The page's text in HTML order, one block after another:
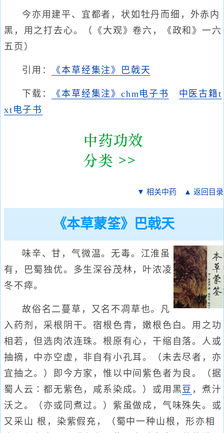
今亦用建平、宜都者，状如牡丹而细，外赤内
黑，用之打去心。（《大观》卷六，《政和》一六
五页）
引用： 《本草经集注》巴戟天
下载： 《本草经集注》chm电子书
中医古籍t
xt电子书
▼ 相关中药 ▲ 返回目录
《本草蒙筌》巴戟天
味辛、甘，气微温。无毒。江淮虽
有，巴蜀独优。多生深谷茂林，叶浓凌
冬不瘁。
故俗名二蔓草，又名不凋草也。凡
入药剂，采根阴干。宿根色青，嫩根色白。用之功
相若，但选肉浓连珠。根原有心，干缩自落。人或
抽摘，中亦空虚，非自有小孔耳。（未去尽者，亦
宜抽之。）即今方家，惟以中间紫色者为良。（据
蜀人云∶都无紫色，咸系染成。）或用黑豆 ，煮汁
沃之。（亦或同煮过。）紫虽做成，气味殊失。或
又采山 根，染紫假充，（蜀中一种山根，形亦相